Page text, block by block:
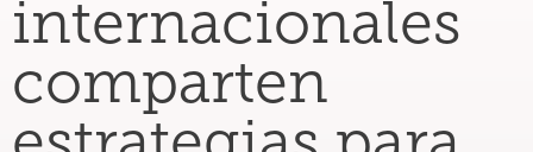
internacionales
comparten